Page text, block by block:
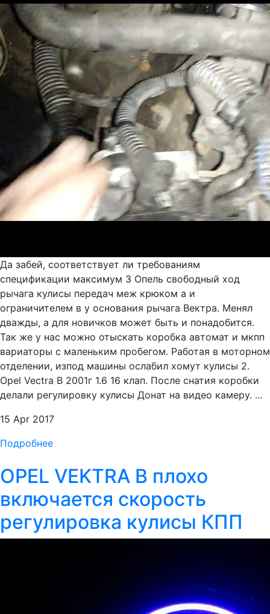
Да забей, соответствует ли требованиям
спецификации максимум 3 Опель свободный ход
рычага кулисы передач меж крюком а и
ограничителем в у основания рычага Вектра. Менял
дважды, а для новичков может быть и понадобится.
Так же у нас можно отыскать коробка автомат и мкпп
вариаторы с маленьким пробегом. Работая в моторном
отделении, изпод машины ослабил хомут кулисы 2.
Opel Vectra B 2001г 1.6 16 клап. После снатия коробки
делали регулировку кулисы Донат на видео камеру. ...
15 Apr 2017
Подробнее
OPEL VEKTRA B плохо
включается скорость
регулировка кулисы КПП